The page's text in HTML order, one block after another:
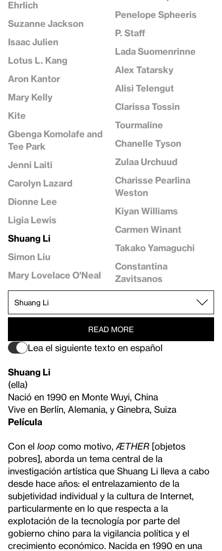
Ehrlich
Suzanne Jackson
Isaac Julien
Lotus L. Kang
Aron Kantor
Mary Kelly
Kite
Gbenga Komolafe and
Tee Park
Jenni Laiti
Carolyn Lazard
Dionne Lee
Ligia Lewis
Shuang Li
Simon Liu
Mary Lovelace O'Neal
Penelope Spheeris
P. Staff
Lada Suomenrinne
Alex Tatarsky
Alisi Telengut
Clarissa Tossin
Tourmaline
Chanelle Tyson
Zulaa Urchuud
Charisse Pearlina
Weston
Kiyan Williams
Carmen Winant
Takako Yamaguchi
Constantina
Zavitsanos
READ MORE
Lea el siguiente texto en español
Shuang Li
(ella)
Nació en 1990 en Monte Wuyi, China
Vive en Berlín, Alemania, y Ginebra, Suiza
Película
Con el loop como motivo, ÆTHER [objetos
pobres], aborda un tema central de la
investigación artística que Shuang Li lleva a cabo
desde hace años: el entrelazamiento de la
subjetividad individual y la cultura de Internet,
particularmente en lo que respecta a la
explotación de la tecnología por parte del
gobierno chino para la vigilancia política y el
crecimiento económico. Nacida en 1990 en una